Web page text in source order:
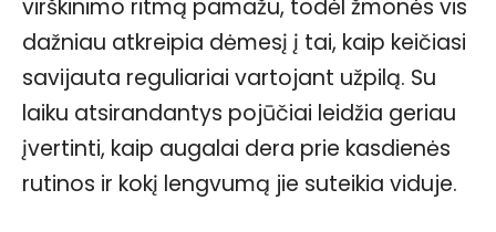
virškinimo ritmą pamažu, todėl žmonės vis
dažniau atkreipia dėmesį į tai, kaip keičiasi
savijauta reguliariai vartojant užpilą. Su
laiku atsirandantys pojūčiai leidžia geriau
įvertinti, kaip augalai dera prie kasdienės
rutinos ir kokį lengvumą jie suteikia viduje.